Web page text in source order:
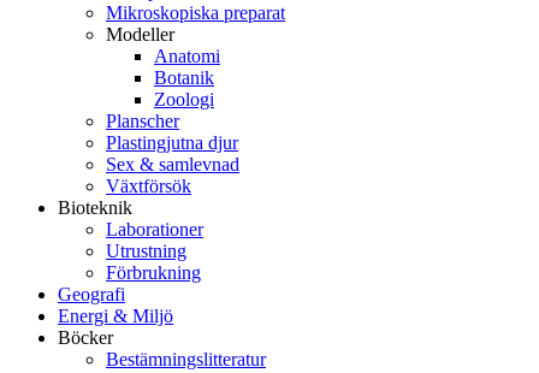
Mikroskopiska preparat
Modeller
Anatomi
Botanik
Zoologi
Planscher
Plastingjutna djur
Sex & samlevnad
Växtförsök
Bioteknik
Laborationer
Utrustning
Förbrukning
Geografi
Energi & Miljö
Böcker
Bestämningslitteratur